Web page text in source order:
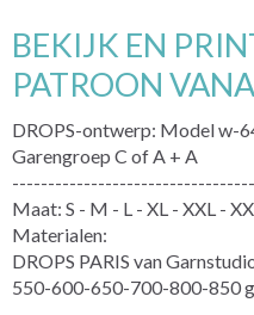
BEKIJK EN
PATROON
DROPS-ontwerp: Model w-
Garengroep C of A + A
Maat: S - M - L - XL - XXL -
Materialen:
DROPS PARIS van
550-600-650-700-800-850